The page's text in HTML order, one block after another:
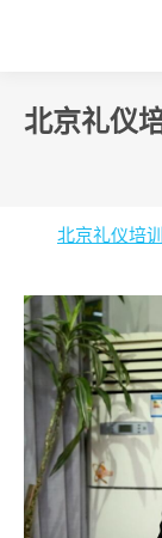
北京礼仪
北京礼仪培